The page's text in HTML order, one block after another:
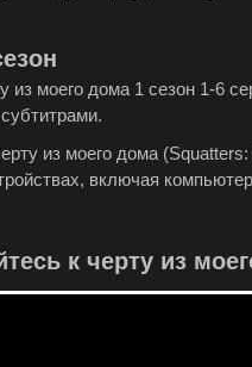
моего дома 1 сезон 1-6
из моего дома
включая
к черту из